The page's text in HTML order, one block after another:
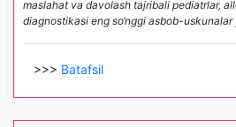
maslahat va davolash tajribali pediatrlar,
diagnostikasi eng so‘nggi asbob-
>>> Batafsil